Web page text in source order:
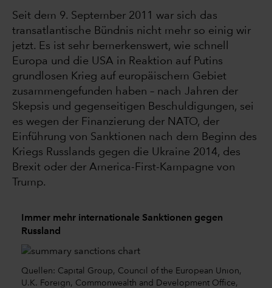
Seit dem 9. September 2011 war sich das
transatlantische Bündnis nicht mehr so einig wir
jetzt. Es ist sehr bemerkenswert, wie schnell
Europa und die USA in Reaktion auf Putins
grundlosen Krieg auf europäischem Gebiet
zusammengefunden haben – nach Jahren der
Skepsis und gegenseitigen Beschuldigungen, sei
es wegen der Finanzierung der NATO, der
Einführung von Sanktionen nach dem Beginn des
Kriegs Russlands gegen die Ukraine 2014, des
Brexit oder der America-First-Kampagne von
Trump.
Immer mehr internationale Sanktionen gegen
Russland
Quellen: Capital Group, Council of the European Union,
U.K. Foreign, Commonwealth and Development Office,